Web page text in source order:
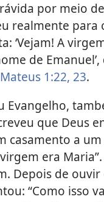
por meio
realmente
‘Vejam! A
de
Mateus 1:22, 23.
Evangelho,
que Deus
casamento a um
era Maria”.
Depois de ouvir
“Como isso